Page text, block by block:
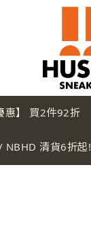
惠】 買2件92折
NBHD 清貨6折起!